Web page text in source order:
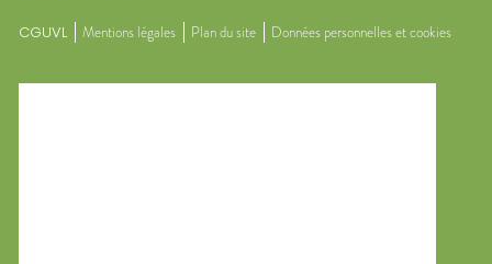
CGUVL Mentions légales Plan du site Données personnelles et cookies